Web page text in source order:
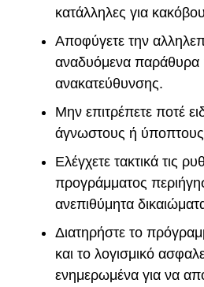
κατάλληλες για
Αποφύγετε την
αναδυόμενα παράθυρα
ανακατεύθυνσης.
Μην επιτρέπετε ποτέ
άγνωστους ή ύποπτους
Ελέγχετε τακτικά τις
προγράμματος
ανεπιθύμητα
Διατηρήστε το
και το λογισμικό
ενημερωμένα για να